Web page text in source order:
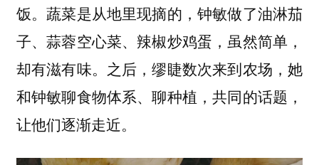
饭。蔬菜是从地里现摘的，钟敏做了油淋茄
子、蒜蓉空心菜、辣椒炒鸡蛋，虽然简单，
却有滋有味。之后，缪睫数次来到农场，她
和钟敏聊食物体系、聊种植，共同的话题，
让他们逐渐走近。